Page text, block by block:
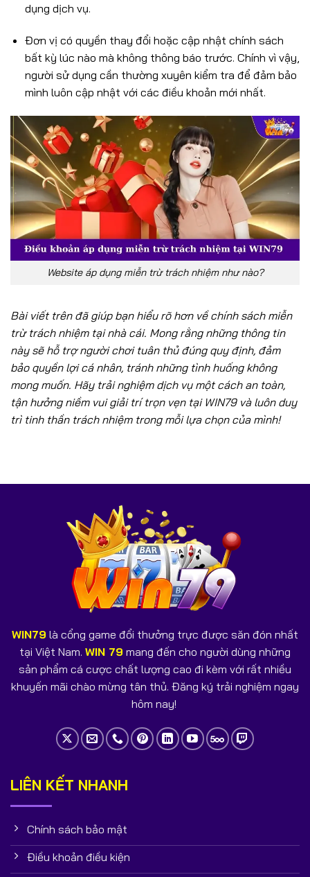
dụng dịch vụ.
Đơn vị có quyền thay đổi hoặc cập nhật chính sách
bất kỳ lúc nào mà không thông báo trước. Chính vì vậy,
người sử dụng cần thường xuyên kiểm tra để đảm bảo
mình luôn cập nhật với các điều khoản mới nhất.
Website áp dụng miễn trừ trách nhiệm như nào?
Bài viết trên đã giúp bạn hiểu rõ hơn về chính sách miễn
trừ trách nhiệm tại nhà cái. Mong rằng những thông tin
này sẽ hỗ trợ người chơi tuân thủ đúng quy định, đảm
bảo quyền lợi cá nhân, tránh những tình huống không
mong muốn. Hãy trải nghiệm dịch vụ một cách an toàn,
tận hưởng niềm vui giải trí trọn vẹn tại WIN79 và luôn duy
trì tinh thần trách nhiệm trong mỗi lựa chọn của mình!
WIN79 là cổng game đổi thưởng trực được săn đón nhất
tại Việt Nam. WIN 79 mang đến cho người dùng những
sản phẩm cá cược chất lượng cao đi kèm với rất nhiều
khuyến mãi chào mừng tân thủ. Đăng ký trải nghiệm ngay
hôm nay!
LIÊN KẾT NHANH
Chính sách bảo mật
Điều khoản điều kiện